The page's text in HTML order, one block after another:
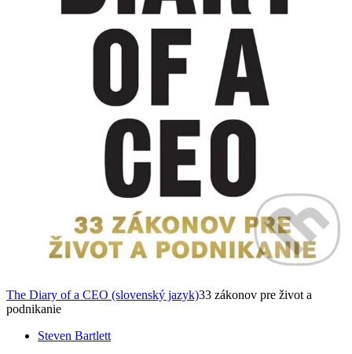
The Diary of a CEO (slovenský jazyk)33 zákonov pre život a
podnikanie
Steven Bartlett